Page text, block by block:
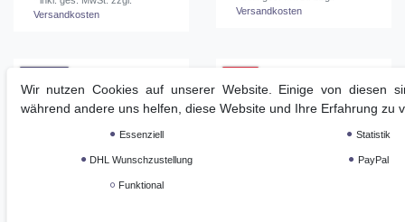
Versandkosten
Versandkosten
Wir nutzen Cookies auf unserer Website. Einige von diesen
während andere uns helfen, diese Website und Ihre Erfahrung zu
Essenziell Statistik
DHL Wunschzustellung PayPal
Funktional